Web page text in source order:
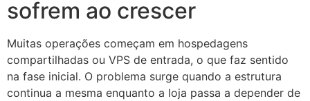
sofrem ao crescer
Muitas operações começam em hospedagens
compartilhadas ou VPS de entrada, o que faz sentido
na fase inicial. O problema surge quando a estrutura
continua a mesma enquanto a loja passa a depender de